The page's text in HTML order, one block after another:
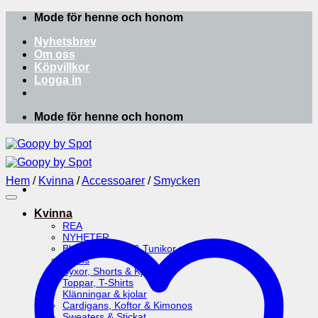
Skip
content
Mode för henne och honom
Nyhetsbrev
Om oss
Köpvillkor
Logga in
Mode för henne och honom
Kvinna
REA
NYHETER
Blusar, Skjortor & Tunikor
Jeans
Byxor, Shorts & Kjolar
Toppar, T-Shirts
Klänningar & kjolar
Cardigans, Koftor & Kimonos
Hem / Kvinna /Accessoarer / Smycken